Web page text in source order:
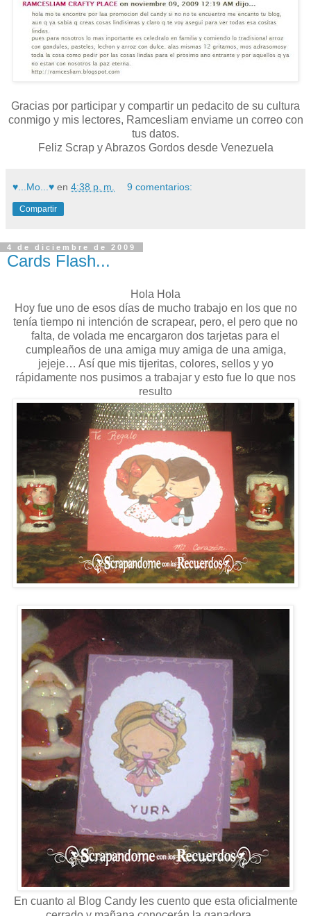
Gracias por participar y compartir un pedacito de su cultura
conmigo y mis lectores, Ramcesliam enviame un correo con
tus datos.
Feliz Scrap y Abrazos Gordos desde Venezuela
♥...Mo...♥ en 4:38 p. m. 9 comentarios:
Compartir
4 de diciembre de 2009
Cards Flash...
Hola Hola
Hoy fue uno de esos días de mucho trabajo en los que no
tenía tiempo ni intención de scrapear, pero, el pero que no
falta, de volada me encargaron dos tarjetas para el
cumpleaños de una amiga muy amiga de una amiga,
jejeje… Así que mis tijeritas, colores, sellos y yo
rápidamente nos pusimos a trabajar y esto fue lo que nos
resulto
En cuanto al Blog Candy les cuento que esta oficialmente